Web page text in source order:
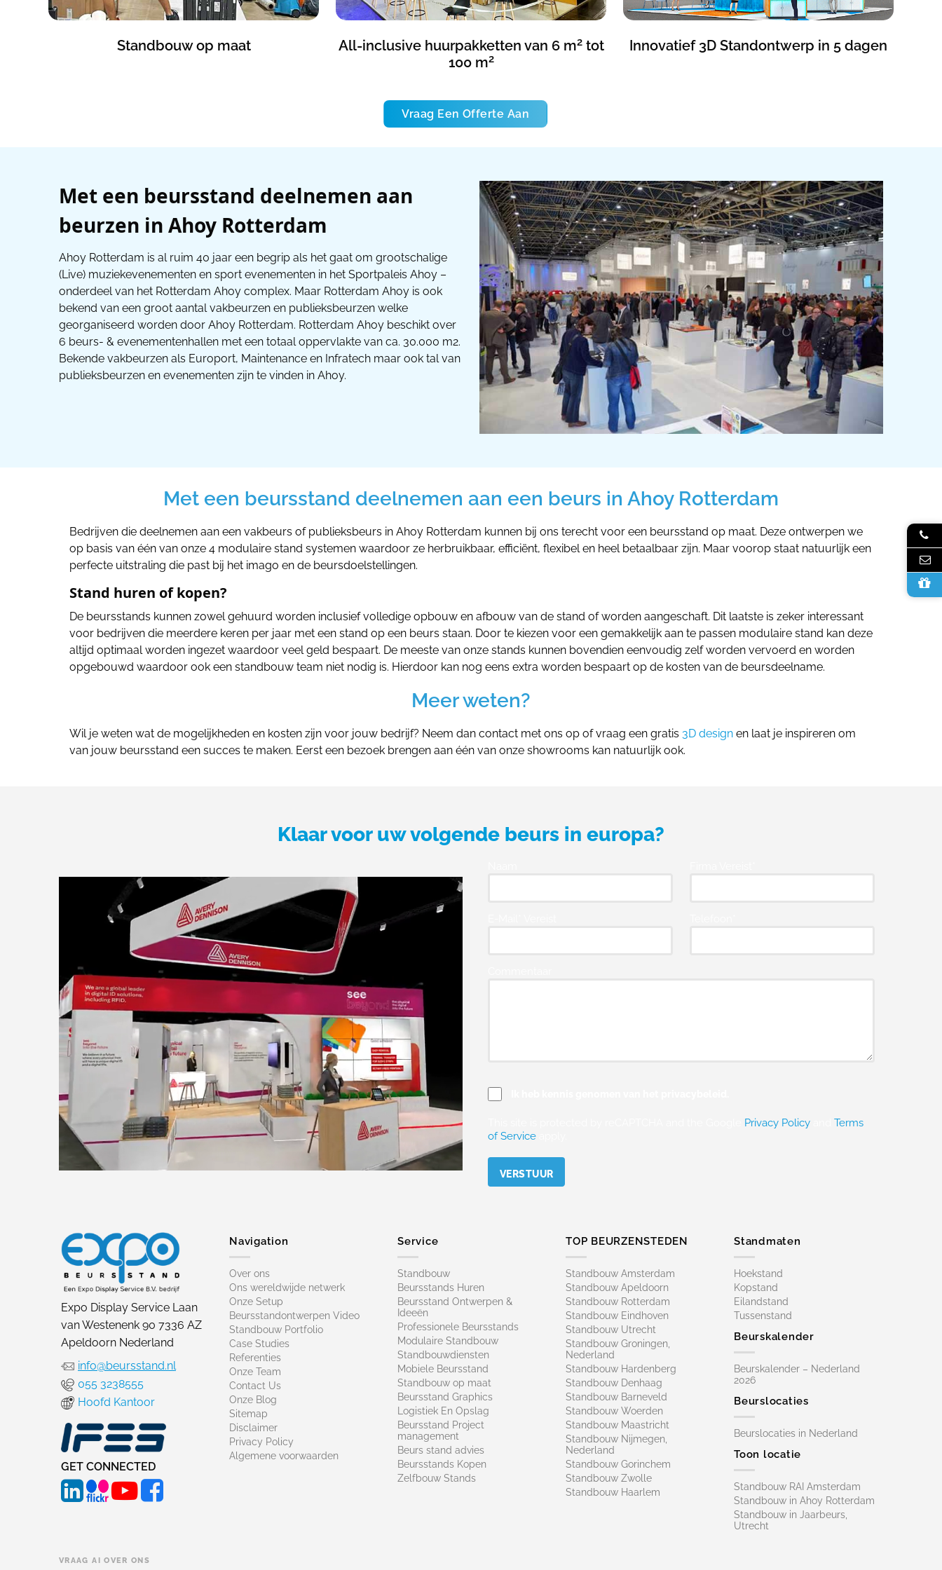
Standbouw op maat All-inclusive huurpakketten van 6 m2tot
100 m2
Innovatief 3D Standontwerp in 5 dagen
Vraag Een Offerte Aan
Met een beursstand deelnemen aan
beurzen in Ahoy Rotterdam
Ahoy Rotterdam is al ruim 40 jaar een begrip als het gaat om grootschalige
(Live) muziekevenementen en sport evenementen in het Sportpaleis Ahoy –
onderdeel van het Rotterdam Ahoy complex. Maar Rotterdam Ahoy is ook
bekend van een groot aantal vakbeurzen en publieksbeurzen welke
georganiseerd worden door Ahoy Rotterdam. Rotterdam Ahoy beschikt over
6 beurs- & evenementenhallen met een totaal oppervlakte van ca. 30.000 m2.
Bekende vakbeurzen als Europort, Maintenance en Infratech maar ook tal van
publieksbeurzen en evenementen zijn te vinden in Ahoy.
Met een beursstand deelnemen aan een beurs in Ahoy Rotterdam
Bedrijven die deelnemen aan een vakbeurs of publieksbeurs in Ahoy Rotterdam kunnen bij ons terecht voor een beursstand op maat. Deze ontwerpen we
op basis van één van onze 4 modulaire stand systemen waardoor ze herbruikbaar, efficiënt, flexibel en heel betaalbaar zijn. Maar voorop staat natuurlijk een
perfecte uitstraling die past bij het imago en de beursdoelstellingen.
Stand huren of kopen?
De beursstands kunnen zowel gehuurd worden inclusief volledige opbouw en afbouw van de stand of worden aangeschaft. Dit laatste is zeker interessant
voor bedrijven die meerdere keren per jaar met een stand op een beurs staan. Door te kiezen voor een gemakkelijk aan te passen modulaire stand kan deze
altijd optimaal worden ingezet waardoor veel geld bespaart. De meeste van onze stands kunnen bovendien eenvoudig zelf worden vervoerd en worden
opgebouwd waardoor ook een standbouw team niet nodig is. Hierdoor kan nog eens extra worden bespaart op de kosten van de beursdeelname.
Meer weten?
Wil je weten wat de mogelijkheden en kosten zijn voor jouw bedrijf? Neem dan contact met ons op of vraag een gratis 3D design en laat je inspireren om
van jouw beursstand een succes te maken. Eerst een bezoek brengen aan één van onze showrooms kan natuurlijk ook.
Klaar voor uw volgende beurs in europa?
Privacy Policy
Terms
of Service
Expo Display Service Laan
van Westenenk 90 7336 AZ
Apeldoorn Nederland
info@beursstand.nl
055 3238555
Hoofd Kantoor
GET CONNECTED
Navigation
Over ons
Ons wereldwijde netwerk
Onze Setup
Beursstandontwerpen Video
Standbouw Portfolio
Case Studies
Referenties
Onze Team
Contact Us
Onze Blog
Sitemap
Disclaimer
Privacy Policy
Algemene voorwaarden
Service
Standbouw
Beursstands Huren
Beursstand Ontwerpen &
Ideeën
Professionele Beursstands
Modulaire Standbouw
Standbouwdiensten
Mobiele Beursstand
Standbouw op maat​
Beursstand Graphics
Logistiek En Opslag
Beursstand Project
management
Beurs stand advies
Beursstands Kopen
Zelfbouw Stands
TOP BEURZENSTEDEN
Standbouw Amsterdam
Standbouw Apeldoorn
Standbouw Rotterdam
Standbouw Eindhoven
Standbouw Utrecht
Standbouw Groningen,
Nederland
Standbouw Hardenberg
Standbouw Denhaag
Standbouw Barneveld
Standbouw Woerden
Standbouw Maastricht
Standbouw Nijmegen,
Nederland
Standbouw Gorinchem
Standbouw Zwolle
Standbouw Haarlem
Standmaten
Hoekstand
Kopstand
Eilandstand
Tussenstand
Beurskalender
Beurskalender – Nederland
2026
Beurslocaties
Beurslocaties in Nederland
Toon locatie
Standbouw RAI Amsterdam
Standbouw in Ahoy Rotterdam
Standbouw in Jaarbeurs,
Utrecht
VRAAG AI OVER ONS